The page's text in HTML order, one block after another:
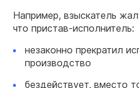
Например, взыскатель
что пристав-исполнитель:
незаконно прекратил
производство
бездействует, вместо